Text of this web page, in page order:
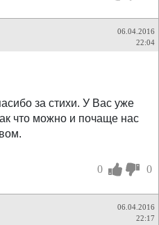
06.04.2016
22:04
за стихи. У Вас уже
что можно и почаще нас
0 0
06.04.2016
22:17